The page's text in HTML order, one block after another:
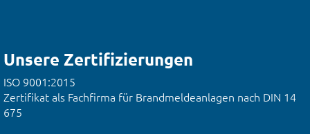
Unsere Zertifizierungen
ISO 9001:2015
Zertifikat als Fachfirma für Brandmeldeanlagen nach DIN 14
675